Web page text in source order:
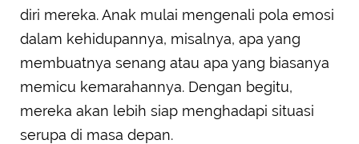
diri mereka. Anak mulai mengenali pola emosi
dalam kehidupannya, misalnya, apa yang
membuatnya senang atau apa yang biasanya
memicu kemarahannya. Dengan begitu,
mereka akan lebih siap menghadapi situasi
serupa di masa depan.